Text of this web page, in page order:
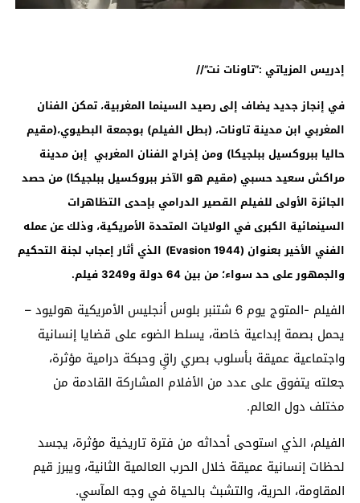
إدريس المزياتي :”تاونات نت”//
في إنجاز جديد يضاف إلى رصيد السينما المغربية، تمكن الفنان
المغربي ابن مدينة تاونات، (بطل الفيلم) بوجمعة البطيوي،(مقيم
حاليا ببروكسيل ببلجيكا) ومن إخراج الفنان المغربي إبن مدينة
مراكش سعيد حسبي (مقيم هو الآخر ببروكسيل ببلجيكا) من حصد
الجائزة الأولى للفيلم القصير الدرامي بإحدى التظاهرات
السينمائية الكبرى في الولايات المتحدة الأمريكية، وذلك عن عمله
الفني الأخير بعنوان(Evasion 1944)
الذي أثار إعجاب لجنة التحكيم
والجمهور على حد سواء؛ من بين 64 دولة و3249 فيلم
.
الفيلم -المتوج يوم 6 شتنبر بلوس أنجليس الأمريكية هوليود –
يحمل بصمة إبداعية خاصة، يسلط الضوء على قضايا إنسانية
واجتماعية عميقة بأسلوب بصري راقٍ وحبكة درامية مؤثرة،
جعلته يتفوق على عدد من الأفلام المشاركة القادمة من
مختلف دول العالم.
الفيلم، الذي استوحى أحداثه من فترة تاريخية مؤثرة، يجسد
لحظات إنسانية عميقة خلال الحرب العالمية الثانية، ويبرز قيم
المقاومة، الحرية، والتشبث بالحياة في وجه المآسي.